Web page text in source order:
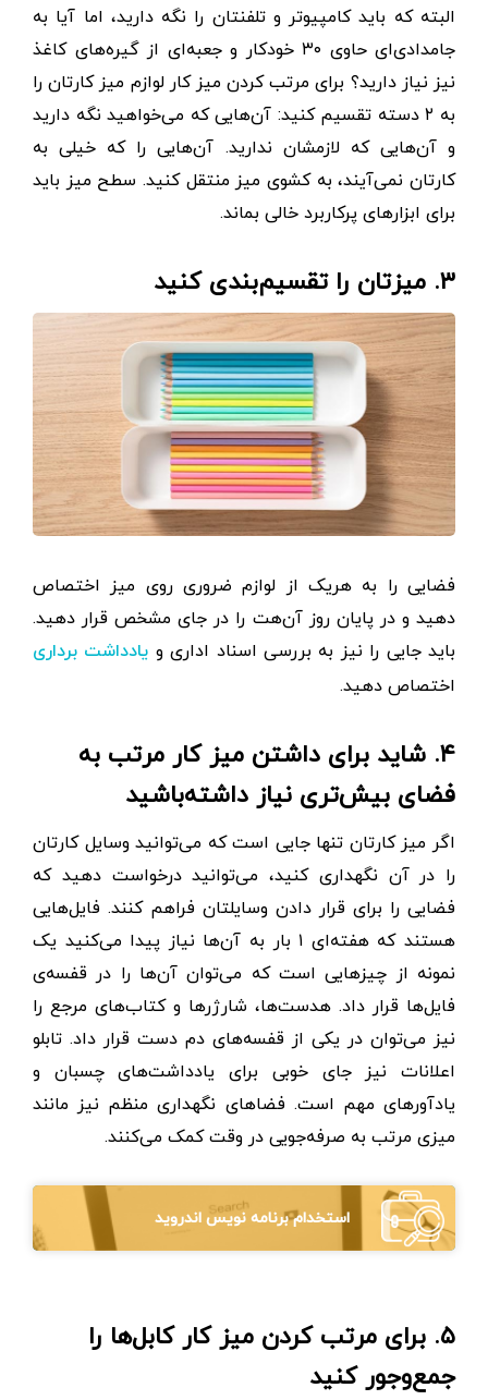
البته که باید کامپیوتر و تلفنتان را نگه دارید، اما آیا به
جامدادی‌ای حاوی ۳۰ خودکار و جعبه‌ای از گیره‌های کاغذ
نیز نیاز دارید؟ برای مرتب کردن میز کار لوازم میز کارتان را
به ۲ دسته تقسیم کنید: آن‌هایی که می‌خواهید نگه دارید
و آن‌هایی که لازمشان ندارید. آن‌هایی را که خیلی به
کارتان نمی‌آیند، به کشوی میز منتقل کنید. سطح میز باید
برای ابزارهای پرکاربرد خالی بماند.
۳. میزتان را تقسیم‌بندی کنید
فضایی را به هریک از لوازم ضروری روی میز اختصاص
دهید و در پایان روز آن‌هت را در جای مشخص قرار دهید.
باید جایی را نیز به بررسی اسناد اداری و یادداشت برداری
اختصاص دهید.
۴. شاید برای داشتن میز کار مرتب به
فضای بیش‌تری نیاز داشته‌باشید
اگر میز کارتان تنها جایی است که می‌توانید وسایل کارتان
را در آن نگهداری کنید، می‌توانید درخواست دهید که
فضایی را برای قرار دادن وسایلتان فراهم کنند. فایل‌هایی
هستند که هفته‌ای ۱ بار به آن‌ها نیاز پیدا می‌کنید یک
نمونه‌ از چیزهایی است که می‌توان آن‌ها را در قفسه‌ی
فایل‌ها قرار داد. هدست‌ها، شارژرها و کتاب‌های مرجع را
نیز می‌توان در یکی از قفسه‌های دم دست قرار داد. تابلو
اعلانات نیز جای خوبی برای یادداشت‌های چسبان و
یادآورهای مهم است. فضاهای نگهداری منظم نیز مانند
میزی مرتب به صرفه‌جویی در وقت کمک می‌کنند.
استخدام برنامه نویس اندروید
۵. برای مرتب کردن میز کار کابل‌ها را
جمع‌وجور کنید